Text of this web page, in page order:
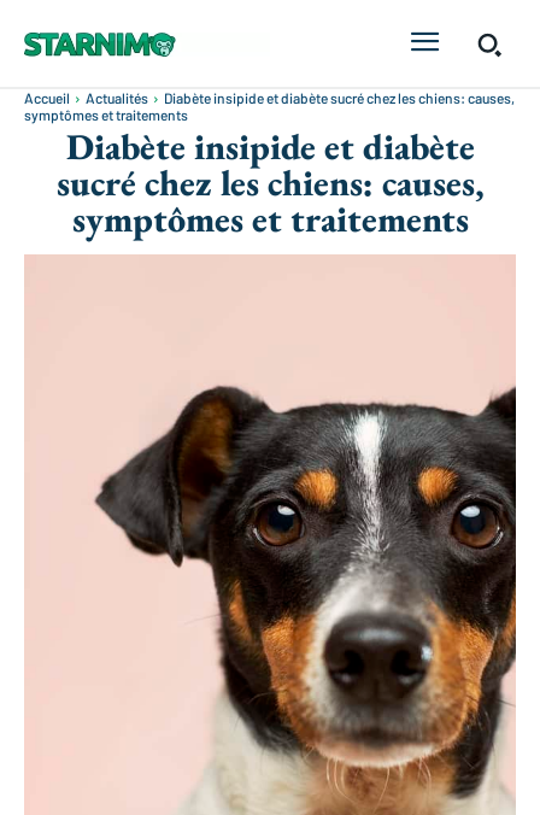
Accueil Actualités
Diabète insipide et diabète sucré chez les chiens: causes,
symptômes et traitements
Diabète insipide et diabète
sucré chez les chiens: causes,
symptômes et traitements